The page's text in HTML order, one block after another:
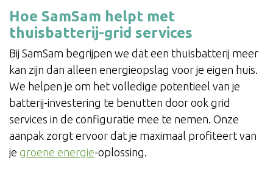
Hoe SamSam helpt met
thuisbatterij-grid services
Bij SamSam begrijpen we dat een thuisbatterij meer
kan zijn dan alleen energieopslag voor je eigen huis.
We helpen je om het volledige potentieel van je
batterij-investering te benutten door ook grid
services in de configuratie mee te nemen. Onze
aanpak zorgt ervoor dat je maximaal profiteert van
je groene energie-oplossing.